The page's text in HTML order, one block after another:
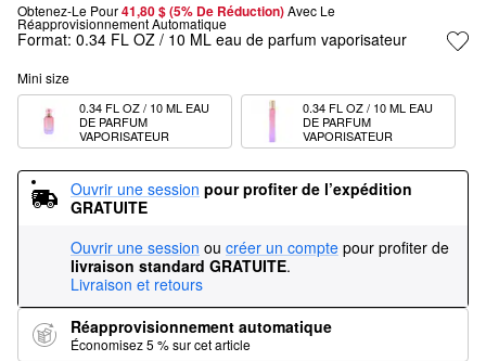
Obtenez-Le Pour41,80 $ (5% De Réduction) Avec Le
Réapprovisionnement Automatique
Format: 0.34 FL OZ / 10 ML eau de parfum vaporisateur
Mini size
0.34 FL OZ / 10 ML EAU
DE PARFUM
VAPORISATEUR
0.34 FL OZ / 10 ML EAU
DE PARFUM
VAPORISATEUR
Ouvrir une session pour profiter de l’expédition
GRATUITE
Ouvrir une session ou créer un compte pour profiter de
livraison standard GRATUITE.
Livraison et retours
Réapprovisionnement automatique
Économisez 5 % sur cet article